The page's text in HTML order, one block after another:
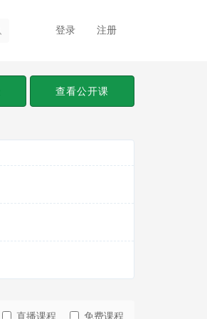
登录 注册
查看公开课
直播课程 免费课程